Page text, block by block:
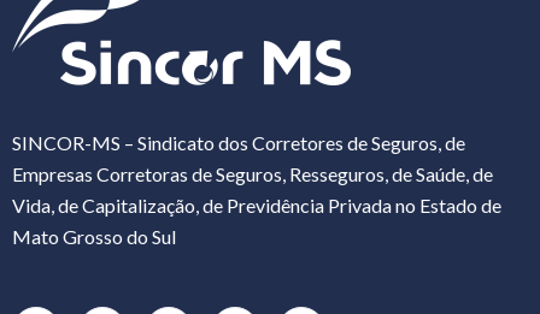
SINCOR-MS – Sindicato dos Corretores de Seguros, de
Empresas Corretoras de Seguros, Resseguros, de Saúde, de
Vida, de Capitalização, de Previdência Privada no Estado de
Mato Grosso do Sul